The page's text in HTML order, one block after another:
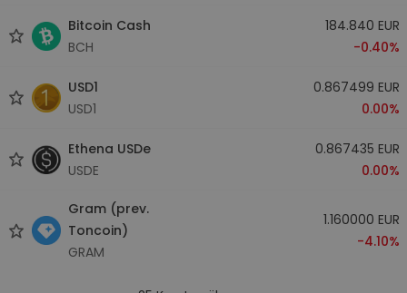
Bitcoin Cash
BCH
184.840 EUR
-0.40%
USD1
USD1
0.867499 EUR
0.00%
Ethena USDe
USDE
0.867435 EUR
0.00%
Gram (prev.
Toncoin)
GRAM
1.160000 EUR
-4.10%